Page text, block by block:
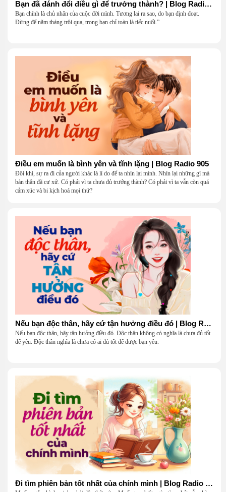
Bạn đã đánh đổi điều gì để trưởng thành? | Blog Radio 906
Bạn chính là chủ nhân của cuộc đời mình. Tương lai ra sao, do bạn định đoạt.
Đừng để năm tháng trôi qua, trong bạn chỉ toàn là tiếc nuối.”
Điều em muốn là bình yên và tĩnh lặng | Blog Radio 905
Đôi khi, sự ra đi của người khác là lí do để ta nhìn lại mình. Nhìn lại những gì mà
bản thân đã cư xử. Có phải vì ta chưa đủ trưởng thành? Có phải vì ta vẫn còn quá
cảm xúc và bi kịch hoá mọi thứ?
Nếu bạn độc thân, hãy cứ tận hưởng điều đó | Blog Radio 904
Nếu bạn độc thân, hãy tận hưởng điều đó. Độc thân không có nghĩa là chưa đủ tốt
để yêu. Độc thân nghĩa là chưa có ai đủ tốt để được bạn yêu.
Đi tìm phiên bản tốt nhất của chính mình | Blog Radio 903